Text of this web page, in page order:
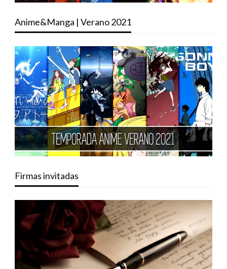
Anime&Manga | Verano 2021
Firmas invitadas